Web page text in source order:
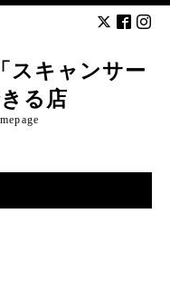
スキャンサー
る店